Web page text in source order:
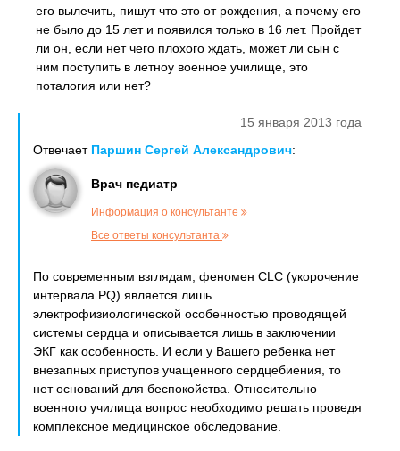
его вылечить, пишут что это от рождения, а почему его
не было до 15 лет и появился только в 16 лет. Пройдет
ли он, если нет чего плохого ждать, может ли сын с
ним поступить в летноу военное училище, это
поталогия или нет?
15 января 2013 года
Отвечает Паршин Сергей Александрович:
Врач педиатр
Информация о консультанте
Все ответы консультанта
По современным взглядам, феномен CLC (укорочение
интервала PQ) является лишь
электрофизиологической особенностью проводящей
системы сердца и описывается лишь в заключении
ЭКГ как особенность. И если у Вашего ребенка нет
внезапных приступов учащенного сердцебиения, то
нет оснований для беспокойства. Относительно
военного училища вопрос необходимо решать проведя
комплексное медицинское обследование.